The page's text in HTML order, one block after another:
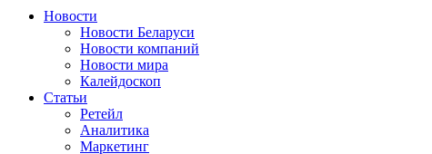
Новости
Новости Беларуси
Новости компаний
Новости мира
Калейдоскоп
Статьи
Ретейл
Аналитика
Маркетинг